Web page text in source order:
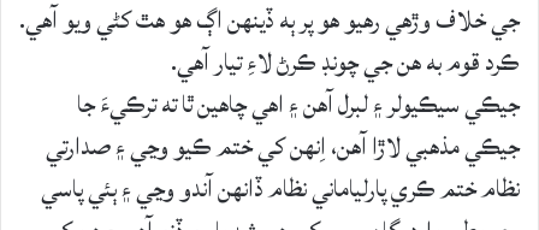
جي خلاف وڙهي رهيو هو پر ٻه ڏينهن اڳ هو هٿ کڻي ويو آهي.
ڪرد قوم به هن جي چونڊ ڪرڻ لاءِ تيار آهي.
جيڪي سيڪيولر ۽ لبرل آهن ۽ اهي چاهين ٿا ته ترڪيءَ جا
جيڪي مذهبي لاڙا آهن، اِنهن کي ختم ڪيو وڃي ۽ صدارتي
نظام ختم ڪري پارلياماني نظام ڏانهن آندو وڃي ۽ ٻئي پاسي